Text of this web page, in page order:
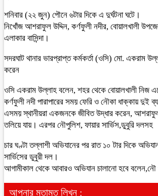
শনিবার (২২ জুন) পৌনে ৬টার দিকে এ দুর্ঘটনা ঘটে।
নিখোঁজ আশরাফুল উদ্দিন, কর্ণফুলী নদীর, বোয়ালখালী
এলাকার বাসিন্দা।
সদরঘাট থানার ভারপ্রাপ্ত কর্মকর্তা (ওসি) মো. একরাম
করেন
ওসি একরাম উল্লাহ বলেন, শহর থেকে বোয়ালখালী নিজ
কর্ণফুলী নদী পারাপারের সময় ফেরি ও নৌকা ধাক্কায় দুই
এসময় স্থানীয়রা একজনকে জীবিত উদ্ধার করেন,
তলিয়ে যায়। এরপর নৌপুলিশ, ফায়ার সার্ভিস,ডুবুরি দলসহ
চার ঘণ্টা তল্লাশী অভিযানের পর রাত ১০ টার দিকে
সার্ভিসের ডুবুরী দল।
আগামীকাল থেকে আবারও অভিযান চালানো হবে বলেন,নৌ
আপনার মতামত লিখুন :